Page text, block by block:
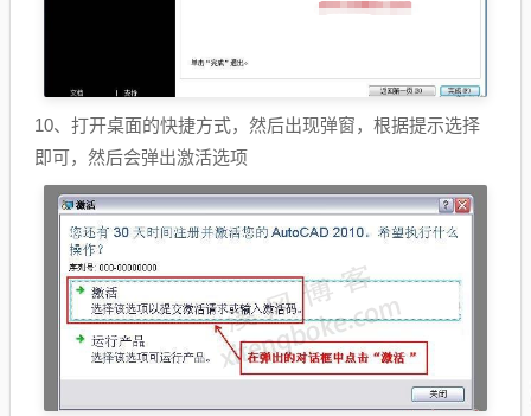
10、打开桌面的快捷方式，然后出现弹窗，根据提示选择
即可，然后会弹出激活选项